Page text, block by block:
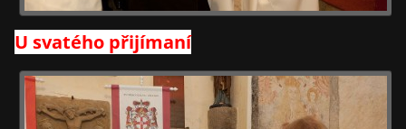
U svatého přijímaní